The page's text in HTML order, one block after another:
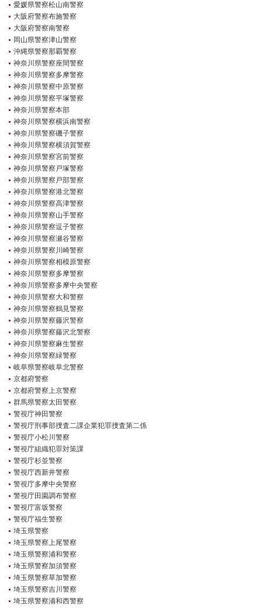
愛媛県警察松山南警察
大阪府警察布施警察
大阪府警察南警察
岡山県警察津山警察
沖縄県警察那覇警察
神奈川県警察座間警察
神奈川県警察多摩警察
神奈川県警察中原警察
神奈川県警察平塚警察
神奈川県警察本部
神奈川県警察横浜南警察
神奈川県警察磯子警察
神奈川県警察横須賀警察
神奈川県警察宮前警察
神奈川県警察戸塚警察
神奈川県警察戸部警察
神奈川県警察港北警察
神奈川県警察高津警察
神奈川県警察山手警察
神奈川県警察逗子警察
神奈川県警察瀬谷警察
神奈川県警察川崎警察
神奈川県警察相模原警察
神奈川県警察多摩警察
神奈川県警察多摩中央警察
神奈川県警察大和警察
神奈川県警察鶴見警察
神奈川県警察藤沢警察
神奈川県警察藤沢北警察
神奈川県警察麻生警察
神奈川県警察緑警察
岐阜県警察岐阜北警察
京都府警察
京都府警察上京警察
群馬県警察太田警察
警視庁神田警察
警視庁刑事部捜査二課企業犯罪捜査第二係
警視庁小松川警察
警視庁組織犯罪対策課
警視庁杉並警察
警視庁西新井警察
警視庁多摩中央警察
警視庁田園調布警察
警視庁富坂警察
警視庁福生警察
埼玉県警察
埼玉県警察上尾警察
埼玉県警察浦和警察
埼玉県警察加須警察
埼玉県警察草加警察
埼玉県警察吉川警察
埼玉県警察浦和西警察